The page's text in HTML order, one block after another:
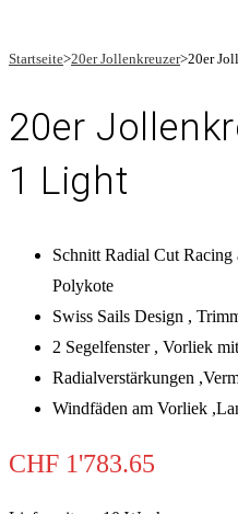
Startseite>20er Jollenkreuzer>20er
20er
1 Light
Schnitt Radial Cut Racing
Polykote
Swiss Sails Design ,
2 Segelfenster , Vorliek
Radialverstärkungen
Windfäden am Vorliek
CHF 1'783.65